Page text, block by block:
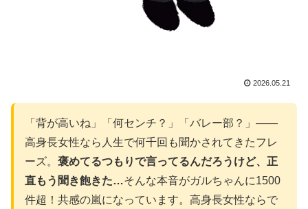
2026.05.21
「背が高いね」「何センチ？」「バレー部？」——
高身長女性なら人生で何千回も聞かされてきたフレ
ーズ。 褒めてるつもりで言ってるんだろうけど、正
直もう聞き飽きた…そんな本音がガルちゃんに1500
件超！共感の嵐になっています。高身長女性ならで